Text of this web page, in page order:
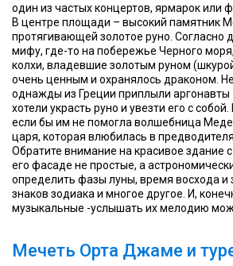
один из частых концертов, ярмарок или
В центре площади – высокий памятник
протягивающей золотое руно. Согласно
мифу, где-то на побережье Черного
колхи, владевшие золотым руном
очень ценным и охранялось драконом. Не
однажды из Греции приплыли аргонавты
хотели украсть руно и увезти его с
если бы им не помогла волшебница
царя, которая влюбилась в
Обратите внимание на красивое здание
его фасаде не простые, а
определить фазы луны, время восхода и
знаков зодиака и многое другое. И,
музыкальные -услышать их мелодию
Мечеть Орта Джаме и